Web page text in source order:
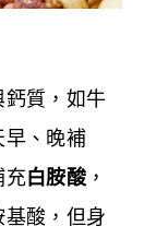
質，如牛
早、晚補
充白胺酸 ，
酸，但身